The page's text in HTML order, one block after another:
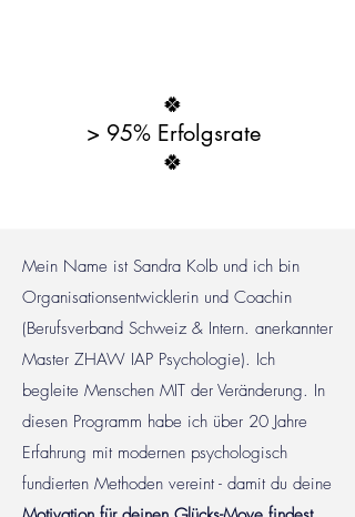
​🍀
> 95% Erfolgsrate
​🍀
Mein Name ist Sandra Kolb und ich bin
Organisationsentwicklerin und Coachin
(Berufsverband Schweiz & Intern. anerkannter
Master ZHAW IAP Psychologie). Ich
begleite Menschen MIT der Veränderung. In
diesen Programm habe ich über 20 Jahre
Erfahrung mit modernen psychologisch
fundierten Methoden vereint - damit du deine